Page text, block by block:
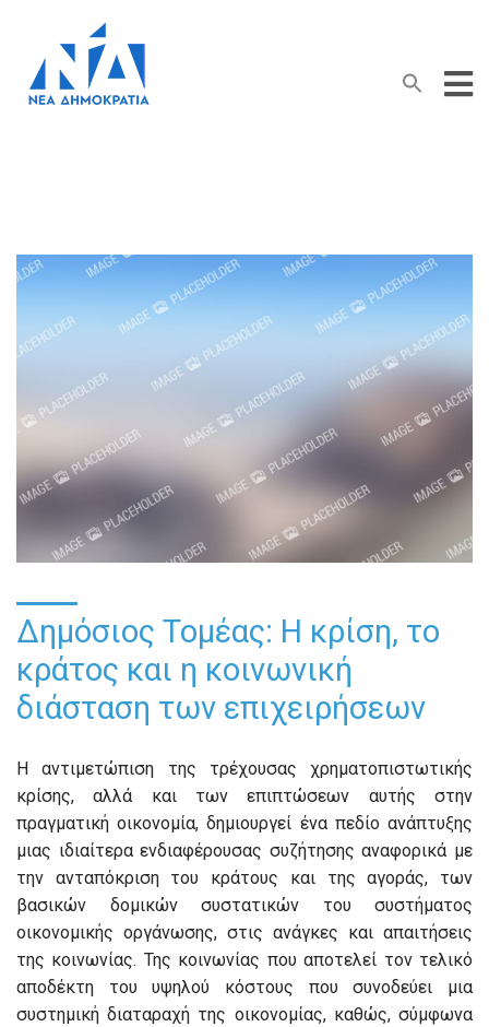
Search
for:
Search Button
Δημόσιος Τομέας: Η κρίση, το
κράτος και η κοινωνική
διάσταση των επιχειρήσεων
Η αντιμετώπιση της τρέχουσας χρηματοπιστωτικής
κρίσης, αλλά και των επιπτώσεων αυτής στην
πραγματική οικονομία, δημιουργεί ένα πεδίο ανάπτυξης
μιας ιδιαίτερα ενδιαφέρουσας συζήτησης αναφορικά με
την ανταπόκριση του κράτους και της αγοράς, των
βασικών δομικών συστατικών του συστήματος
οικονομικής οργάνωσης, στις ανάγκες και απαιτήσεις
της κοινωνίας. Της κοινωνίας που αποτελεί τον τελικό
αποδέκτη του υψηλού κόστους που συνοδεύει μια
συστημική διαταραχή της οικονομίας, καθώς, σύμφωνα